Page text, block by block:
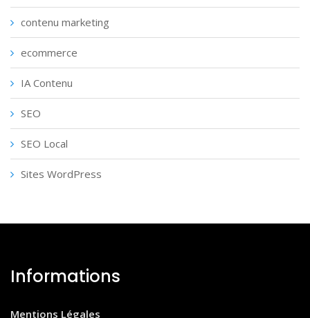
contenu marketing
ecommerce
IA Contenu
SEO
SEO Local
Sites WordPress
Informations
Mentions Légales